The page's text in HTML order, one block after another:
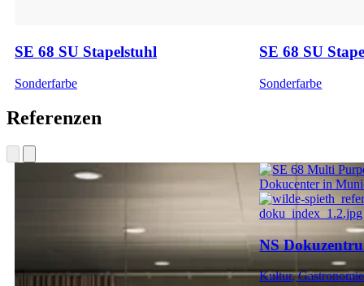
SE 68 SU Stapelstuhl
Sonderfarbe
SE 68 SU
Sonderfarbe
Referenzen
NS
Kultur,Gastronomie